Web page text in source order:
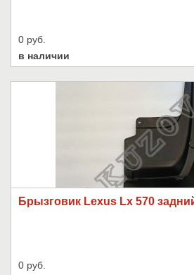
0 руб.
в наличии
Брызговик Lexus Lx 570
0 руб.